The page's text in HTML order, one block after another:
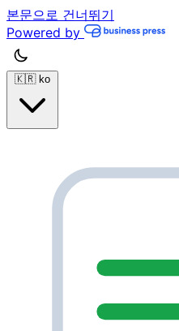
본문으로 건너뛰기
Powered by
🇰🇷 ko